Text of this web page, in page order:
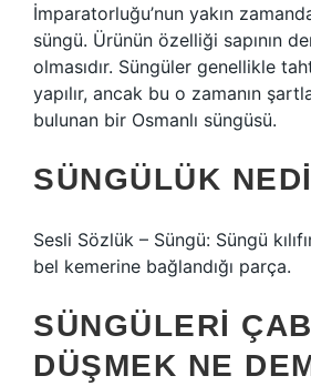
İmparatorluğu’nun yakın
süngü. Ürünün özelliği sapının
olmasıdır. Süngüler genellikle
yapılır, ancak bu o zamanın
bulunan bir Osmanlı süngüsü.
SÜNGÜLÜK
Sesli Sözlük – Süngü: Süngü
bel kemerine bağlandığı parça.
SÜNGÜLERI
DÜŞMEK NE